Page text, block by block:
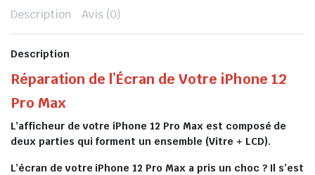
Description Avis (0)
Description
Réparation de l’Écran de Votre iPhone 12
Pro Max
L’afficheur de votre iPhone 12 Pro Max est composé de
deux parties qui forment un ensemble (Vitre + LCD).
L’écran de votre iPhone 12 Pro Max a pris un choc ? Il s’est